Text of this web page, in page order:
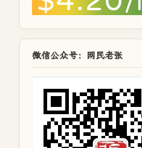
微信公众号：网民老张